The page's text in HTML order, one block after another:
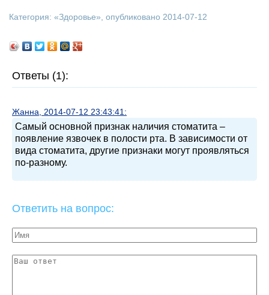
Категория: «Здоровье», опубликовано 2014-07-12
Ответы (1):
Жанна, 2014-07-12 23:43:41:
Самый основной признак наличия стоматита –
появление язвочек в полости рта. В зависимости от
вида стоматита, другие признаки могут проявляться
по-разному.
Ответить на вопрос: